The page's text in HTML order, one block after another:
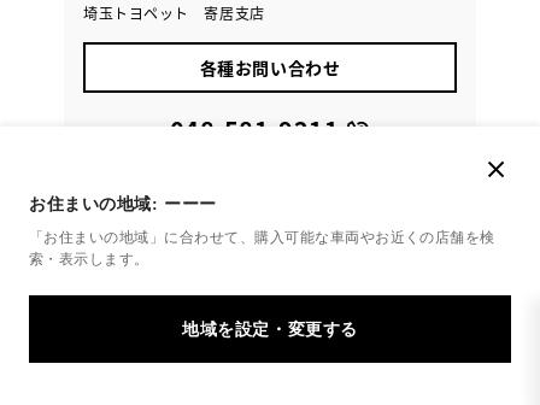
お住まいの地域: ーーー
「お住まいの地域」に合わせて、購入可能な車両やお近くの店舗を検
索・表示します。
埼玉トヨペット 寄居支店
各種お問い合わせ
048-581-9211